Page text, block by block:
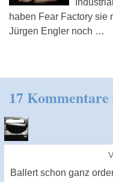
haben Fear Factory sie
Jürgen Engler noch …
17
Ballert schon ganz